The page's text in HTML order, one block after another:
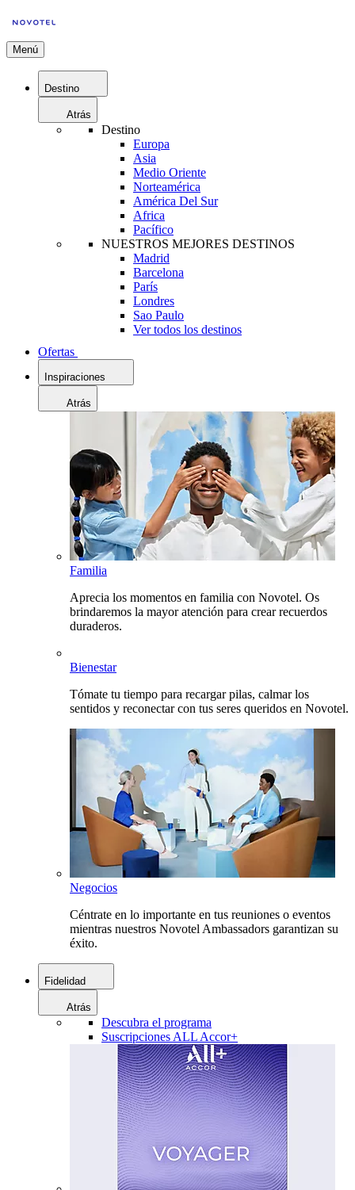
Menú
Destino
Atrás
Destino
Europa
Asia
Medio Oriente
Norteamérica
América Del Sur
Africa
Pacífico
NUESTROS MEJORES DESTINOS
Madrid
Barcelona
París
Londres
Sao Paulo
Ver todos los destinos
Ofertas
Inspiraciones
Atrás
Familia
Aprecia los momentos en familia con Novotel. Os
brindaremos la mayor atención para crear recuerdos
duraderos.
Bienestar
Tómate tu tiempo para recargar pilas, calmar los
sentidos y reconectar con tus seres queridos en Novotel.
Negocios
Céntrate en lo importante en tus reuniones o eventos
mientras nuestros Novotel Ambassadors garantizan su
éxito.
Fidelidad
Atrás
Descubra el programa
Suscripciones ALL Accor+